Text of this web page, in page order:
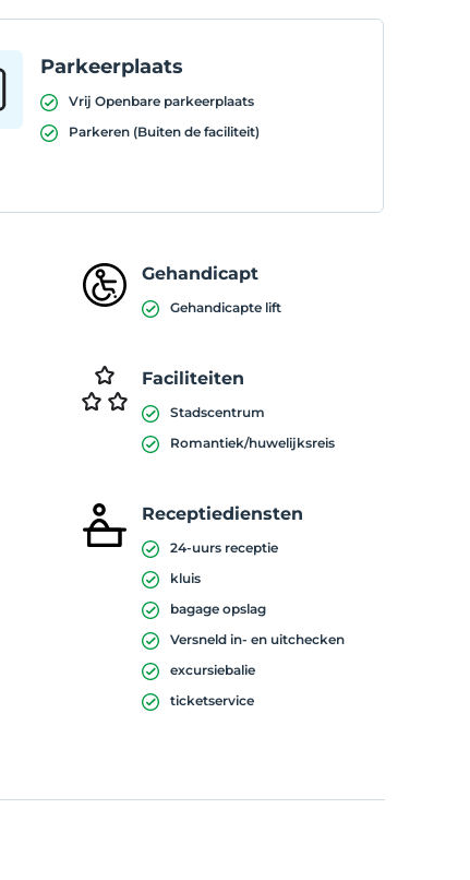
Parkeerplaats
Vrij Openbare parkeerplaats
Parkeren (Buiten de faciliteit)
Gehandicapt
Gehandicapte lift
Faciliteiten
Stadscentrum
Romantiek/huwelijksreis
Receptiediensten
24-uurs receptie
kluis
bagage opslag
Versneld in- en uitchecken
excursiebalie
ticketservice